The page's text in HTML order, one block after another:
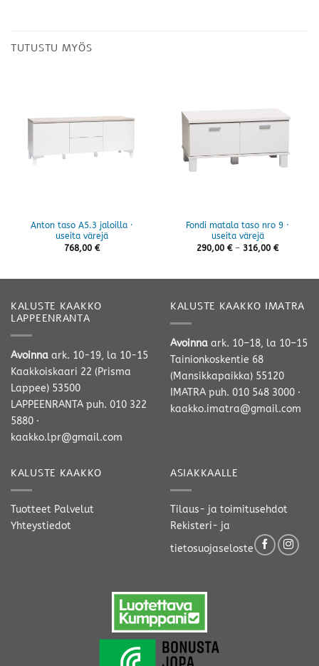
TUTUSTU MYÖS
Anton taso A5.3 jaloilla ·
useita värejä
768,00 €
Fondi matala taso nro 9 ·
useita värejä
290,00 € – 316,00 €
KALUSTE KAAKKO
LAPPEENRANTA
Avoinna ark. 10-19, la 10-15
Kaakkoiskaari 22 (Prisma
Lappee) 53500
LAPPEENRANTA puh. 010 322
5880 ·
kaakko.lpr@gmail.com
KALUSTE KAAKKO IMATRA
Avoinna ark. 10–18, la 10–15
Tainionkoskentie 68
(Mansikkapaikka) 55120
IMATRA puh. 010 548 3000 ·
kaakko.imatra@gmail.com
KALUSTE KAAKKO
Tuotteet Palvelut
Yhteystiedot
ASIAKKAALLE
Tilaus- ja toimitusehdot
Rekisteri- ja
tietosuojaseloste